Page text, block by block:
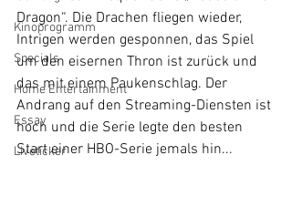
Kinoprogramm
Specials
Home Entertainment
Essay
Liveticker
Dragon“. Die Drachen fliegen wieder,
Intrigen werden gesponnen, das Spiel
um den eisernen Thron ist zurück und
das mit einem Paukenschlag. Der
Andrang auf den Streaming-Diensten ist
hoch und die Serie legte den besten
Start einer HBO-Serie jemals hin...